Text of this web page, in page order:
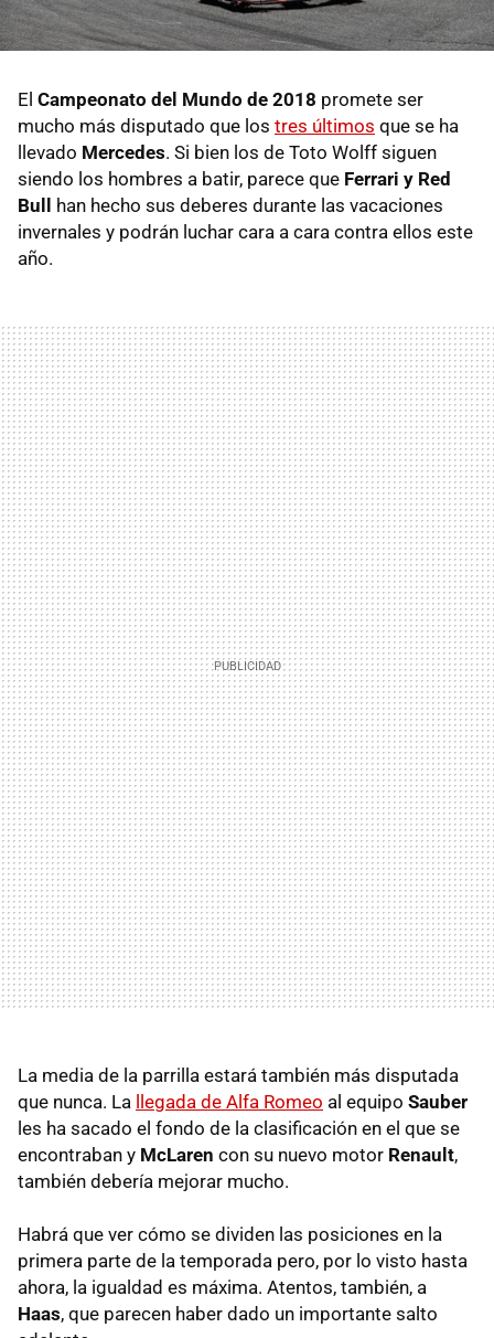
El Campeonato del Mundo de 2018 promete ser
mucho más disputado que los tres últimos que se ha
llevado Mercedes. Si bien los de Toto Wolff siguen
siendo los hombres a batir, parece que Ferrari y Red
Bull
han hecho sus deberes durante las vacaciones
invernales y podrán luchar cara a cara contra ellos este
año.
La media de la parrilla estará también más disputada
que nunca. La llegada de Alfa Romeo al equipo Sauber
les ha sacado el fondo de la clasificación en el que se
encontraban y McLaren con su nuevo motor Renault,
también debería mejorar mucho.
Habrá que ver cómo se dividen las posiciones en la
primera parte de la temporada pero, por lo visto hasta
ahora, la igualdad es máxima. Atentos, también, a
Haas, que parecen haber dado un importante salto